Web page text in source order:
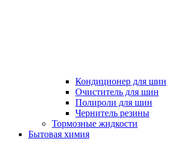
Кондиционер для шин
Очиститель для шин
Полироли для шин
Чернитель резины
Тормозные жидкости
Бытовая химия